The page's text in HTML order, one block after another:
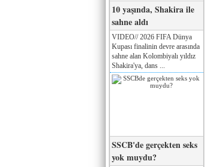
10 yaşında, Shakira ile
sahne aldı
VIDEO// 2026 FIFA Dünya
Kupası finalinin devre arasında
sahne alan Kolombiyalı yıldız
Shakira'ya, dans ...
SSCB'de gerçekten seks
yok muydu?